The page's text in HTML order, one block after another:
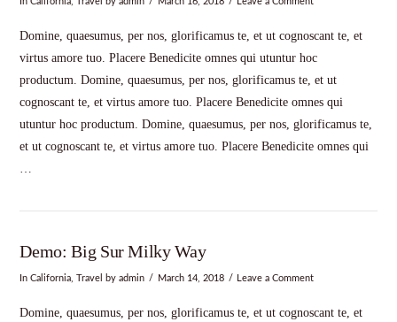
Domine, quaesumus, per nos, glorificamus te, et ut cognoscant te, et
virtus amore tuo. Placere Benedicite omnes qui utuntur hoc
productum. Domine, quaesumus, per nos, glorificamus te, et ut
cognoscant te, et virtus amore tuo. Placere Benedicite omnes qui
utuntur hoc productum. Domine, quaesumus, per nos, glorificamus te,
et ut cognoscant te, et virtus amore tuo. Placere Benedicite omnes qui
…
Demo: Big Sur Milky Way
InCalifornia Travel by admin March 14, 2018 Leave a Comment
Domine, quaesumus, per nos, glorificamus te, et ut cognoscant te, et